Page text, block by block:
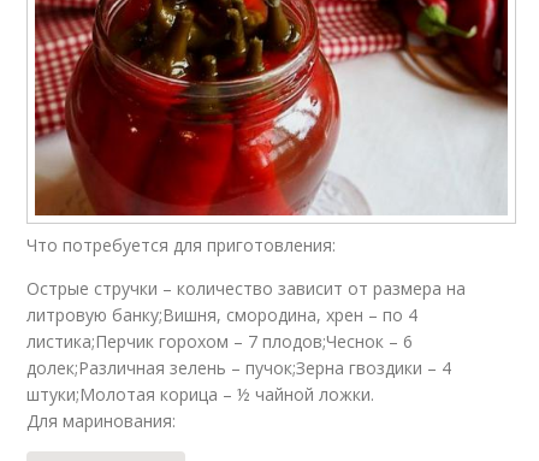
Что потребуется для приготовления:
Острые стручки – количество зависит от размера на
литровую банку;Вишня, смородина, хрен – по 4
листика;Перчик горохом – 7 плодов;Чеснок – 6
долек;Различная зелень – пучок;Зерна гвоздики – 4
штуки;Молотая корица – ½ чайной ложки.
Для маринования: